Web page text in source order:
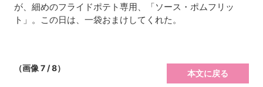
が、細めのフライドポテト専用、「ソース・ポムフリッ
ト」。この日は、一袋おまけしてくれた。
（画像 7 / 8）
本文に戻る